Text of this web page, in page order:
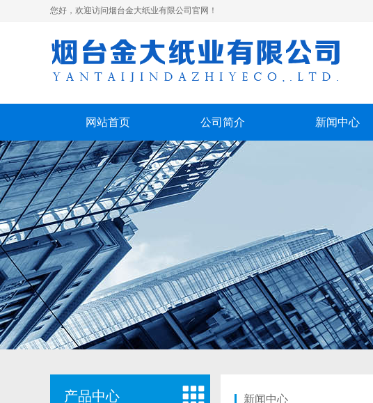
您好，欢迎访问烟台金大纸业有限公司官网！
网站首页 公司简介 新闻中心
产品中心 新闻中心